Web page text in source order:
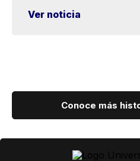
Ver noticia
Conoce más